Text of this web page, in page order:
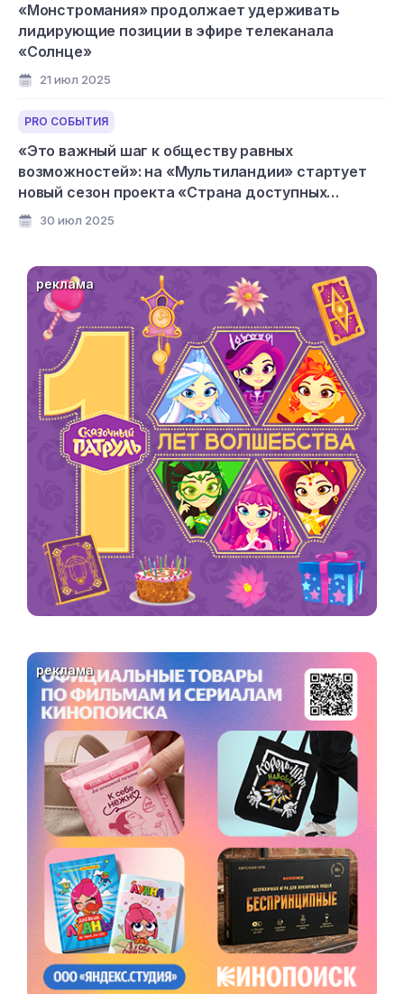
«Монстромания» продолжает удерживать
лидирующие позиции в эфире телеканала
«Солнце»
21 июл 2025
PRO СОБЫТИЯ
«Это важный шаг к обществу равных
возможностей»: на «Мультиландии» стартует
новый сезон проекта «Страна доступных
мультфильмов»
30 июл 2025
реклама
реклама